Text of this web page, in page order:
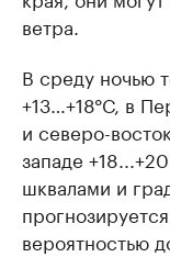
ветра.
В среду ночью
+13…+18°С, в
и северо-
западе
шквалами и
вероятностью